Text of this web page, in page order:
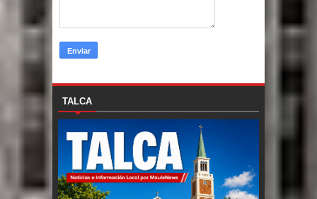
TALCA